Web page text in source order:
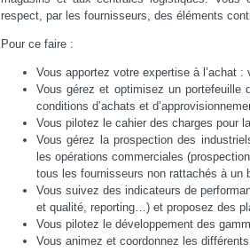
respect, par les fournisseurs, des éléments
Pour ce faire :
Vous apportez votre expertise à l’achat
Vous gérez et optimisez un portefeuille
conditions d’achats et
Vous pilotez le cahier des charges pour
Vous gérez la prospection des
les opérations commerciales
tous les fournisseurs non rattachés à un
Vous suivez des indicateurs de
et qualité, reporting…) et proposez des
Vous pilotez le développement des
Vous animez et coordonnez les